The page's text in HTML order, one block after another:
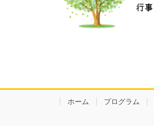
ホーム プログラム